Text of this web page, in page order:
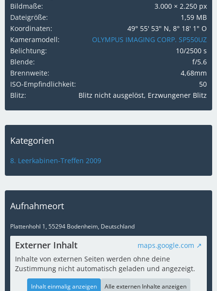
Bildmaße
3.000 × 2.250 px
Dateigröße
1,59 MB
Koordinaten
49° 55' 53" N, 8° 18' 1" O
Kameramodell
OLYMPUS IMAGING CORP. SP550UZ
Belichtung
10/2500 s
Blende
f/5.6
Brennweite
4,68mm
ISO-Empfindlichkeit
50
Blitz
Blitz nicht ausgelöst, Erzwungener Blitz
Kategorien
8. Leerkabinen-Treffen 2009
Aufnahmeort
Plattenhohl 1, 55294 Bodenheim, Deutschland
Externer Inhalt
maps.google.com
Inhalte von externen Seiten werden ohne deine
Zustimmung nicht automatisch geladen und angezeigt.
Inhalt einmalig anzeigen Alle externen Inhalte anzeigen